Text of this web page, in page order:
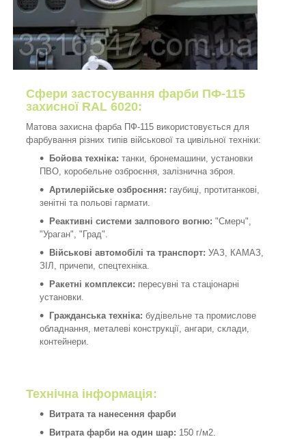
Сфери застосування фарби ПФ-115
захисної RAL 6020:
Матова захисна фарба ПФ-115 використовується для
фарбування різних типів військової та цивільної техніки:
Бойова техніка: танки, бронемашини, установки
ПВО, коробельне озброєння, залізнична зброя.
Артилерійське озброєння: гаубиці, протитанкові,
зенітні та польові гармати.
Реактивні системи залпового вогню: "Смерч",
"Ураган", "Град".
Військові автомобілі та транспорт: УАЗ, КАМАЗ,
ЗІЛ, причепи, спецтехніка.
Ракетні комплекси: пересувні та стаціонарні
установки.
Гражданська техніка: будівельне та промислове
обладнання, металеві конструкції, ангари, склади,
контейнери.
Технічна інформація:
Витрата та нанесення фарби
Витрата фарби на один шар: 150 г/м2.